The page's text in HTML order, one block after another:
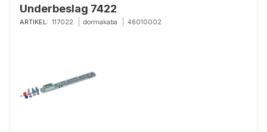
Underbeslag 7422
ARTIKEL: 117022 dormakaba 46010002